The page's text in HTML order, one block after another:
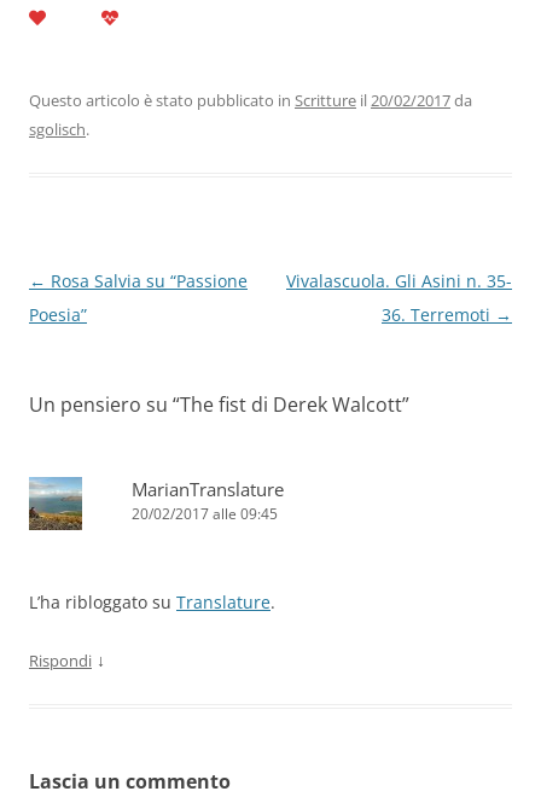
b
o
dI A a vi
Questo articolo è stato pubblicato in Scritture il20/02/2017da
sgolisch.
Navigazione
articolo
← Rosa Salvia su “Passione
Poesia”
Vivalascuola. Gli Asini n. 35-
36. Terremoti →
Un pensiero su “The fist di Derek Walcott”
MarianTranslature
20/02/2017 alle 09:45
L’ha ribloggato su Translature.
Rispondi ↓
Lascia un commento